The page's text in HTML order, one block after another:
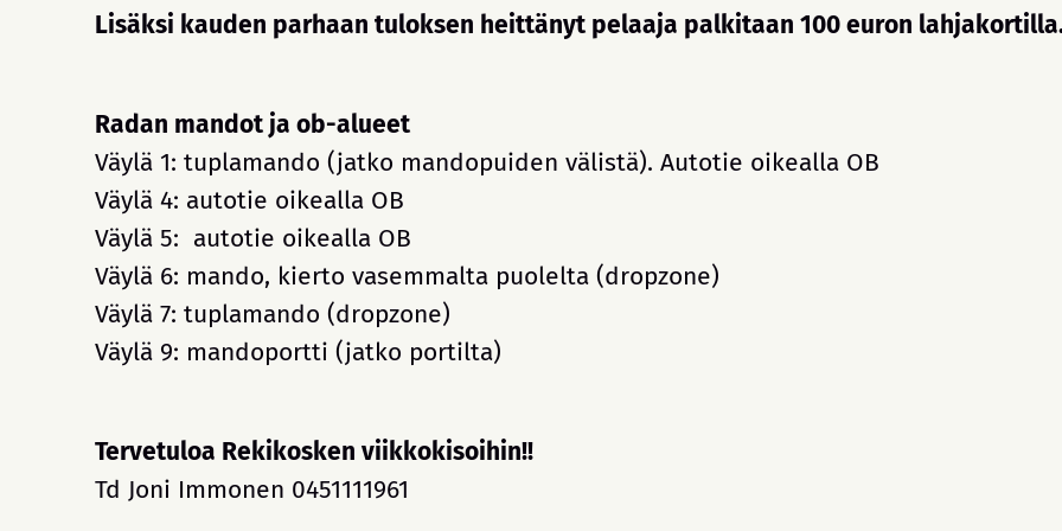
Lisäksi kauden parhaan tuloksen heittänyt pelaaja palkitaan 100 euron
Radan mandot ja ob-alueet
Väylä 1: tuplamando (jatko mandopuiden välistä). Autotie oikealla OB
Väylä 4: autotie oikealla OB
Väylä 5: autotie oikealla OB
Väylä 6: mando, kierto vasemmalta puolelta (dropzone)
Väylä 7: tuplamando (dropzone)
Väylä 9: mandoportti (jatko portilta)
Tervetuloa Rekikosken viikkokisoihin!!
Td Joni Immonen 0451111961